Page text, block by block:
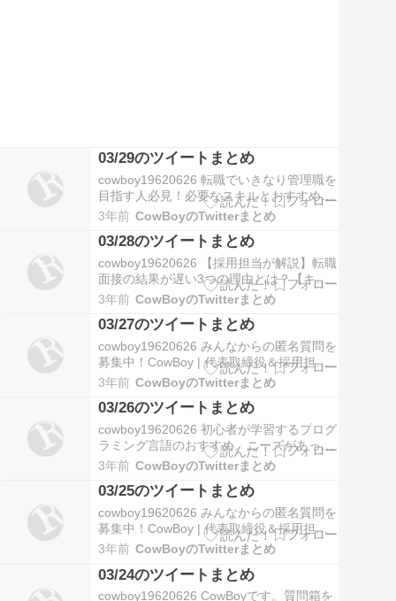
03/29のツイートまとめ
cowboy19620626 転職でいきなり管理職を
目指す人必見！必要なスキルとおすすめ転
職エージェント・サイト3選 #管理職転職 #
転職エージェントおすすめ
https://t.co/Ct7b1N7t40
@cowboy19620626より 03-29 23:45 何ら
かの事情…
3年前 CowBoyのTwitterまとめ
03/28のツイートまとめ
cowboy19620626 【採用担当が解説】転職
面接の結果が遅い3つの理由とは？【キー
プされた場合は？】 #転職エージェント #
転職エージェントおすすめ
https://t.co/HKrHtns8DM
@cowboy19620626より 03-28 17:54 転職
の軸で重要…
3年前 CowBoyのTwitterまとめ
03/27のツイートまとめ
cowboy19620626 みんなからの匿名質問を
募集中！CowBoy | 代表取締役＆採用担当
さんはまだ答えた質問がありません！
CowBoy | 代表取締役＆採用担当さんの記
念すべき最初の回答はあなたの質問か
も！？#質問箱 #匿名質問募集中
https://t.co/0KkXJ…
3年前 CowBoyのTwitterまとめ
03/26のツイートまとめ
cowboy19620626 初心者が学習するプログ
ラミング言語のおすすめ。ニーズがあっ
て、簡単なもの。PythonやSwiftがおすす
め。Javaもニーズがあるが少し難しめ。
Web系よりもインフラ系。PHPはサーバー
サイドのWeb系言語。初心者向けでニーズ
が多い。 https:…
3年前 CowBoyのTwitterまとめ
03/25のツイートまとめ
cowboy19620626 みんなからの匿名質問を
募集中！CowBoy | 代表取締役＆採用担当
さんはまだ答えた質問がありません！
CowBoy | 代表取締役＆採用担当さんの記
念すべき最初の回答はあなたの質問か
も！？#質問箱 #匿名質問募集中
3年前 CowBoyのTwitterまとめ
03/24のツイートまとめ
cowboy19620626 CowBoyです。質問箱を